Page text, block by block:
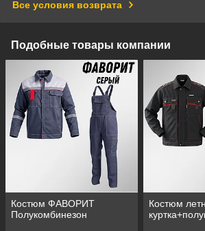
Все условия возврата
Подобные товары компании
Костюм ФАВОРИТ
Полукомбинезон
Костюм